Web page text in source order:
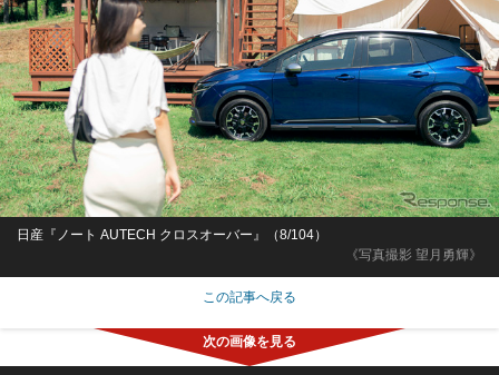
《写真撮影 望月勇輝》
日産『ノート AUTECH クロスオーバー』（8/104）
この記事へ戻る